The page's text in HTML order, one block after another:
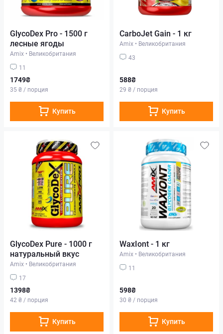
GlycoDex Pro - 1500 г
лесные ягоды
Amix • Великобритания
11
1749₴
35 ₴ / порция
Купить
CarboJet Gain - 1 кг
Amix • Великобритания
43
588₴
29 ₴ / порция
Купить
GlycoDex Pure - 1000 г
натуральный вкус
Amix • Великобритания
17
1398₴
42 ₴ / порция
Купить
WaxIont - 1 кг
Amix • Великобритания
11
598₴
30 ₴ / порция
Купить